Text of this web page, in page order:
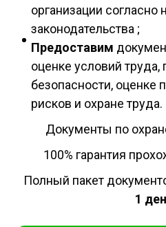
организации согласно
законодательства ;
Предоставим
оценке условий труда,
безопасности, оценке
рисков и охране труда.
Документы по
100% гарантия
Полный пакет
1